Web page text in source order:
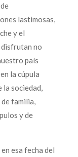
lastimosas,
y el
disfrutan no
país
la cúpula
la sociedad,
familia,
y de
esa fecha del